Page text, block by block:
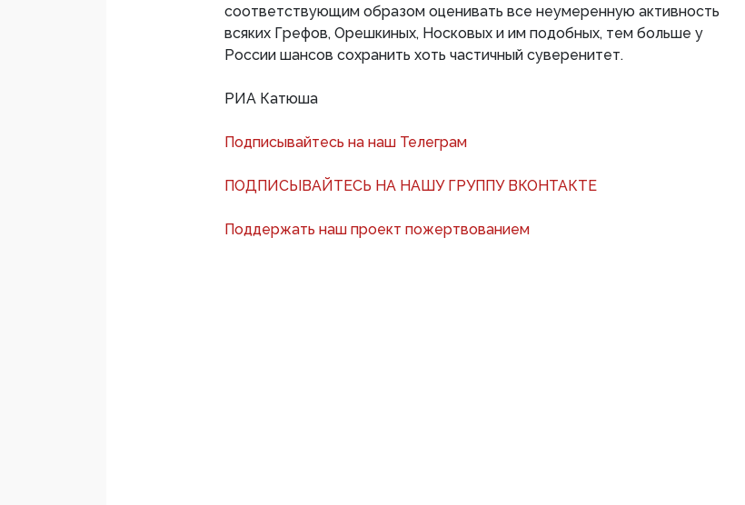
соответствующим образом оценивать все неумеренную активность
всяких Грефов, Орешкиных, Носковых и им подобных, тем больше у
России шансов сохранить хоть частичный суверенитет.
РИА Катюша
Подписывайтесь на наш Телеграм
ПОДПИСЫВАЙТЕСЬ НА НАШУ ГРУППУ ВКОНТАКТЕ
Поддержать наш проект пожертвованием